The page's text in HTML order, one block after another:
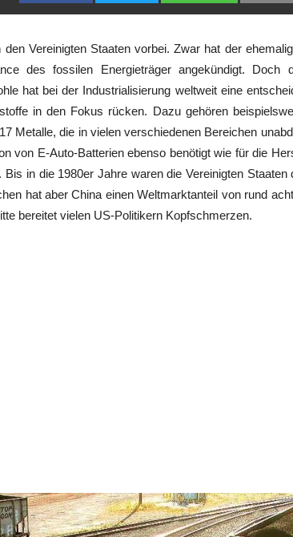
Vereinigten Staaten vorbei. Zwar hat der
des fossilen Energieträger angekündigt. Doch
hat bei der Industrialisierung weltweit eine
in den Fokus rücken. Dazu gehören
Metalle, die in vielen verschiedenen Bereichen
von E-Auto-Batterien ebenso benötigt wie für die
in die 1980er Jahre waren die Vereinigten Staaten
hat aber China einen Weltmarktanteil von rund
bereitet vielen US-Politikern Kopfschmerzen.